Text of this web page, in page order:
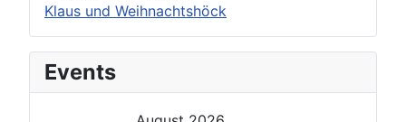
Klaus und Weihnachtshöck
Events